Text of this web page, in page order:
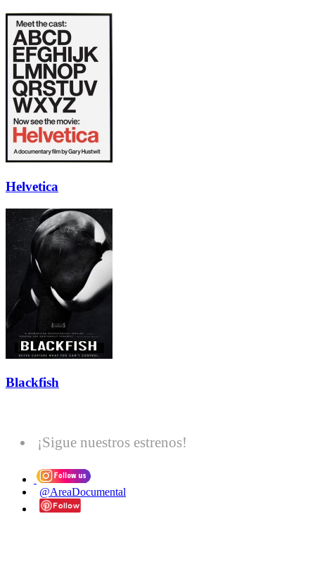
Helvetica
Blackfish
¡Sigue nuestros estrenos!
@AreaDocumental